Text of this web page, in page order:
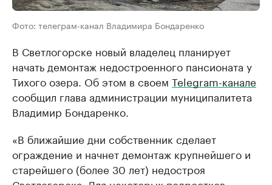
Фото: телеграм-канал Владимира Бондаренко
В Светлогорске новый владелец планирует
начать демонтаж недостроенного пансионата у
Тихого озера. Об этом в своем Telegram-канале
сообщил глава администрации муниципалитета
Владимир Бондаренко.
«В ближайшие дни собственник сделает
ограждение и начнет демонтаж крупнейшего и
старейшего (более 30 лет) недостроя